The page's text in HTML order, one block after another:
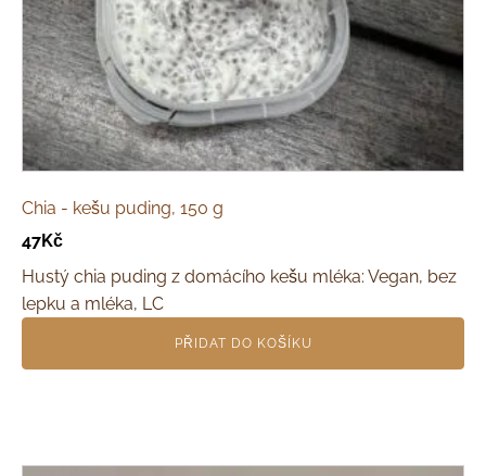
Chia - kešu puding, 150 g
47Kč
Hustý chia puding z domácího kešu mléka: Vegan, bez
lepku a mléka, LC
PŘIDAT DO KOŠÍKU